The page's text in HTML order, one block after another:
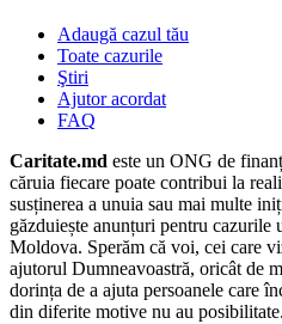
Adaugă cazul tău
Toate cazurile
Ştiri
Ajutor acordat
FAQ
Caritate.md este un ONG de
căruia fiecare poate contribui la
susținerea a unuia sau mai multe
găzduiește anunțuri pentru cazurile
Moldova. Sperăm că voi, cei care
ajutorul Dumneavoastră, oricât de
dorința de a ajuta persoanele care
din diferite motive nu au